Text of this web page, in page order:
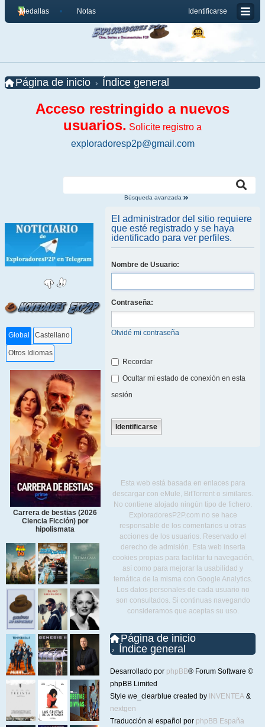
Identificarse
Medallas Notas
Página de inicio Índice general
Acceso restringido a nuevos
usuarios. Solicite registro a
exploradoresp2p@gmail.com
Búsqueda avanzada
Global Castellano
Otros Idiomas
Carrera de bestias (2026
Ciencia Ficción) por
hipolismata
El administrador del sitio requiere
que esté registrado y se haya
identificado para ver perfiles.
Nombre de Usuario:
Contraseña:
Olvidé mi contraseña
Recordar
Ocultar mi estado de conexión en esta
sesión
Esta web está basada en enlaces para
descargar con eMule, BitTorrent o similares.
No contiene alojado ningún tipo de fichero.
ExploradoresP2P.com no se hace
responsable de los comentarios u otras
acciones de los usuarios. Reservado el
derecho de admisión. Esta web inserta
cookies propias para facilitar tu navegación,
así como para mejorar la usabilidad y
temática de la misma con Google Analytics.
Los datos personales de cada usuario no
son consultados. Si continuas navegando
consideramos que aceptas su uso.
Página de inicio
Índice general
Desarrollado por phpBB® Forum Software ©
phpBB Limited
Style we_clearblue created by INVENTEA &
nextgen
Traducción al español por phpBB España